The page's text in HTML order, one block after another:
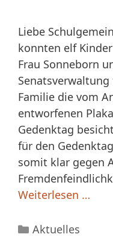
Liebe
konnten elf
Frau Sonneborn
Familie die vom
entworfenen
Gedenktag
für den
somit klar gegen
Weiterlesen …
Kategorien
Aktuelles